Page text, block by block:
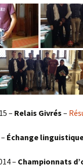
– Relais Givrés –
Échange
– Championnats